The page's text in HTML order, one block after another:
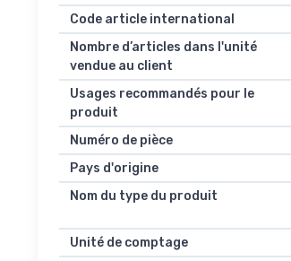
Code article international
Nombre d’articles dans l'unité
vendue au client
Usages recommandés pour le
produit
Numéro de pièce
Pays d'origine
Nom du type du produit
Unité de comptage